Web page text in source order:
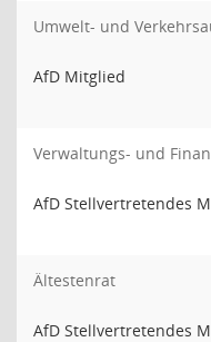
Umwelt- und
AfD Mitglied
Verwaltungs- und
AfD Stellvertretendes
Ältestenrat
AfD Stellvertretendes